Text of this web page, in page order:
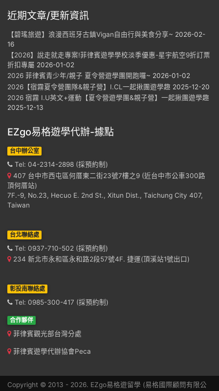
近期文章/更新資訊
【碧瑤旅遊】浪漫西班牙古鎮Vigan自由行與美食分享~ 2026-02-
16
【2026】說走就走專案!菲律賓遊學學校淡季優惠-星宇航空9折訂票
折扣專屬 2026-01-02
2026 菲律賓青少年/親子 夏令營遊學團開跑囉~ 2026-01-02
2026【宿霧夏令營團隊&親子營】I.CL一起揪團遊學趣 2025-12-20
2026 宿霧 I.U英文+運動【夏令營遊學團&親子營】一起揪團遊學趣
2025-12-13
EZgo易格遊學代辦-據點
台中辦公室
Tel: 04-2314-2898 (採預約制)
407 台中市西屯區何厝東二街23號7樓之9 (近台中市公車300路
頂何厝站)
7F.-9, No.23, Hecuo E. 2nd St., Xitun Dist., Taichung City 407,
Taiwan
台北聯絡處
Tel: 0937-710-502 (採預約制)
234 新北市永和區永和路2段57號4F. 捷運(頂溪站1號出口)
彰投南聯絡處
Tel: 0985-300-417 (採預約制)
合作夥伴
菲律賓觀光部台灣分處
菲律賓遊學代辦協會Peca
Copyright © 2013 - 2026. EZgo易格遊留學 (易格國際顧問有限公